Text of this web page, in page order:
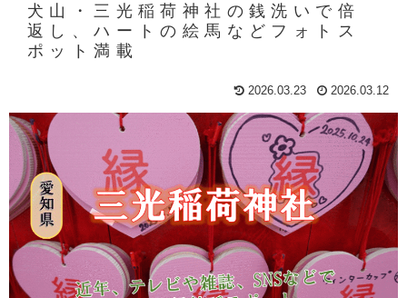
犬山・三光稲荷神社の銭洗いで倍
返し、ハートの絵馬などフォトス
ポット満載
2026.03.23 2026.03.12